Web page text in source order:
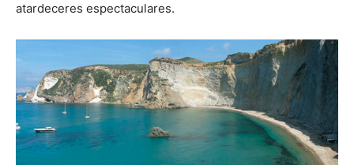
atardeceres espectaculares.